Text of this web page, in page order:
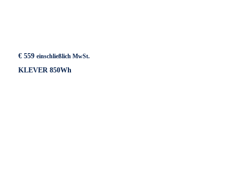
€ 559 einschließlich MwSt.
KLEVER 850Wh